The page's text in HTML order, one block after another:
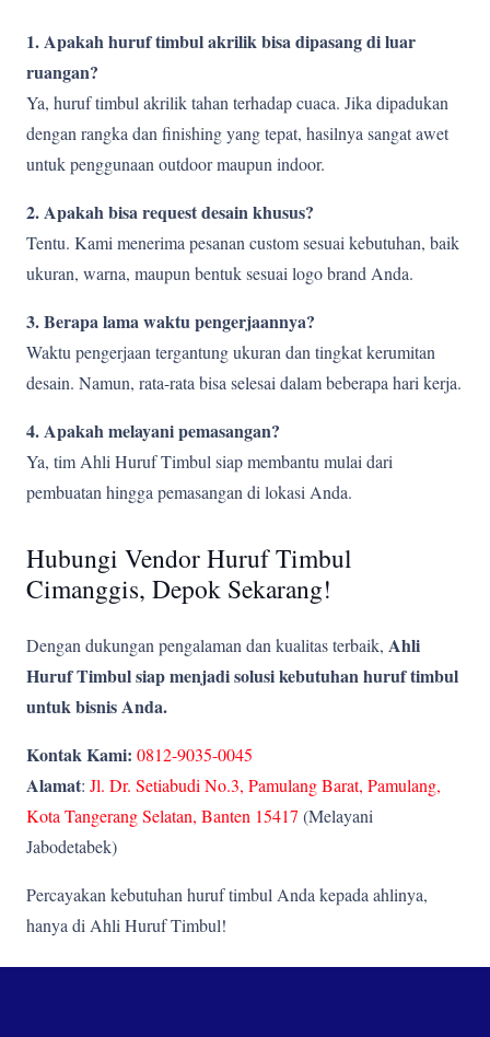
1. Apakah huruf timbul akrilik bisa dipasang di luar
ruangan?
Ya, huruf timbul akrilik tahan terhadap cuaca. Jika dipadukan
dengan rangka dan finishing yang tepat, hasilnya sangat awet
untuk penggunaan outdoor maupun indoor.
2. Apakah bisa request desain khusus?
Tentu. Kami menerima pesanan custom sesuai kebutuhan, baik
ukuran, warna, maupun bentuk sesuai logo brand Anda.
3. Berapa lama waktu pengerjaannya?
Waktu pengerjaan tergantung ukuran dan tingkat kerumitan
desain. Namun, rata-rata bisa selesai dalam beberapa hari kerja.
4. Apakah melayani pemasangan?
Ya, tim Ahli Huruf Timbul siap membantu mulai dari
pembuatan hingga pemasangan di lokasi Anda.
Hubungi Vendor Huruf Timbul
Cimanggis, Depok Sekarang!
Dengan dukungan pengalaman dan kualitas terbaik, Ahli
Huruf Timbul siap menjadi solusi kebutuhan huruf timbul
untuk bisnis Anda.
Kontak Kami: 0812-9035-0045
Alamat: Jl. Dr. Setiabudi No.3, Pamulang Barat, Pamulang,
Kota Tangerang Selatan, Banten 15417 (Melayani
Jabodetabek)
Percayakan kebutuhan huruf timbul Anda kepada ahlinya,
hanya di Ahli Huruf Timbul!